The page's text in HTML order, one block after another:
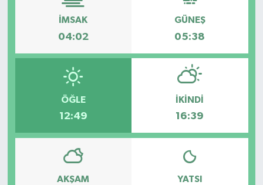
İMSAK
04:02
GÜNEŞ
05:38
ÖĞLE
12:49
İKINDI
16:39
AKŞAM YATSI